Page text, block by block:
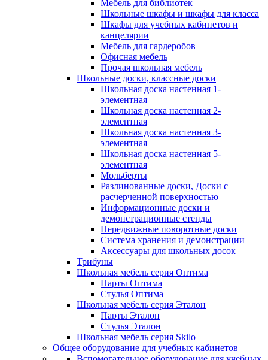
Мебель для библиотек
Школьные шкафы и шкафы для класса
Шкафы для учебных кабинетов и
канцелярии
Мебель для гардеробов
Офисная мебель
Прочая школьная мебель
Школьные доски, классные доски
Школьная доска настенная 1-
элементная
Школьная доска настенная 2-
элементная
Школьная доска настенная 3-
элементная
Школьная доска настенная 5-
элементная
Мольберты
Разлинованные доски, Доски с
расчерченной поверхностью
Информационные доски и
демонстрационные стенды
Передвижные поворотные доски
Система хранения и демонстрации
Аксессуары для школьных досок
Трибуны
Школьная мебель серия Оптима
Парты Оптима
Стулья Оптима
Школьная мебель серия Эталон
Парты Эталон
Стулья Эталон
Школьная мебель серия Skilo
Общее оборудование для учебных кабинетов